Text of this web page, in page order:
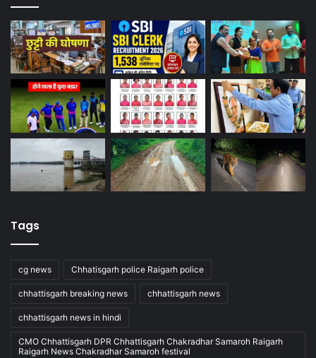
Tags
cg news Chhatisgarh police Raigarh police
chhattisgarh breaking news chhattisgarh news
chhattisgarh news in hindi
CMO Chhattisgarh DPR Chhattisgarh Chakradhar Samaroh Raigarh
Raigarh News Chakradhar Samaroh festival